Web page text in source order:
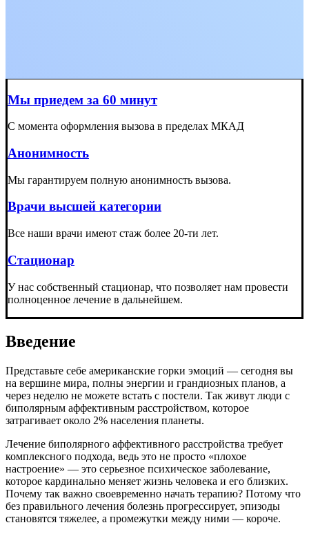
Мы приедем за 60 минут
С момента оформления вызова в пределах МКАД
Анонимность
Мы гарантируем полную анонимность вызова.
Врачи высшей категории
Все наши врачи имеют стаж более 20-ти лет.
Стационар
У нас собственный стационар, что позволяет нам провести
полноценное лечение в дальнейшем.
Введение
Представьте себе американские горки эмоций — сегодня вы
на вершине мира, полны энергии и грандиозных планов, а
через неделю не можете встать с постели. Так живут люди с
биполярным аффективным расстройством, которое
затрагивает около 2% населения планеты.
Лечение биполярного аффективного расстройства требует
комплексного подхода, ведь это не просто «плохое
настроение» — это серьезное психическое заболевание,
которое кардинально меняет жизнь человека и его близких.
Почему так важно своевременно начать терапию? Потому что
без правильного лечения болезнь прогрессирует, эпизоды
становятся тяжелее, а промежутки между ними — короче.